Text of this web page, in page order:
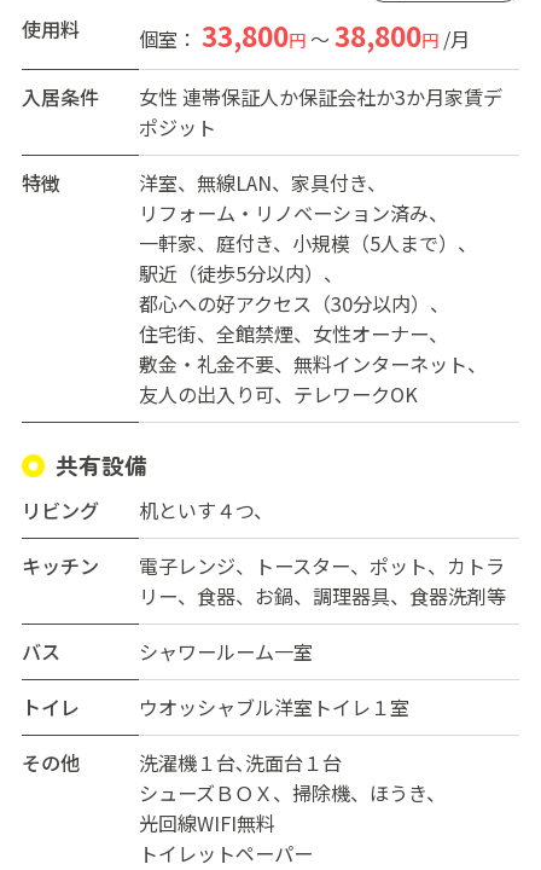
使用料 個室： 33,800円～38,800円/月
入居条件
女性連帯保証人か保証会社か3か月家賃デ
ポジット
特徴
洋室 無線LAN
家具付き
リフォーム・リノベーション済み
一軒家
庭付き
小規模（5人まで）
駅近（徒歩5分以内）
都心への好アクセス（30分以内）
住宅街
全館禁煙
女性オーナー
敷金・礼金不要
無料インターネット
友人の出入り可
テレワークOK
共有設備
リビング
机といす４つ、
キッチン
電子レンジ、トースター、ポット、カトラ
リー、食器、お鍋、調理器具、食器洗剤等
バス
シャワールーム一室
トイレ
ウオッシャブル洋室トイレ１室
その他
洗濯機１台､洗面台１台
シューズＢＯＸ、掃除機、ほうき、
光回線WIFI無料
トイレットペーパー